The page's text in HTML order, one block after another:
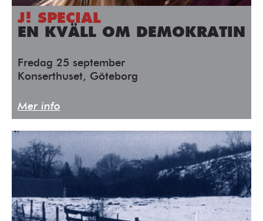
J! SPECIAL
EN KVÄLL OM DEMOKRATIN
Fredag 25 september
Konserthuset, Göteborg
Mer info